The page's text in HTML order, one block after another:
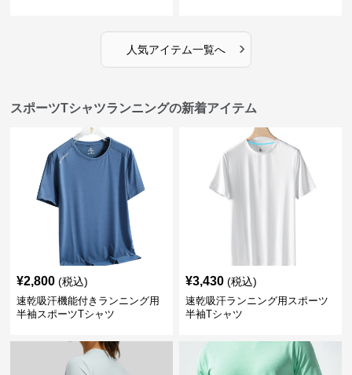
人気アイテム一覧へ ›
スポーツTシャツランニングの新着アイテム
¥2,800 (税込)
速乾吸汗機能付きランニング用
半袖スポーツTシャツ
¥3,430 (税込)
速乾吸汗ランニング用スポーツ
半袖Tシャツ